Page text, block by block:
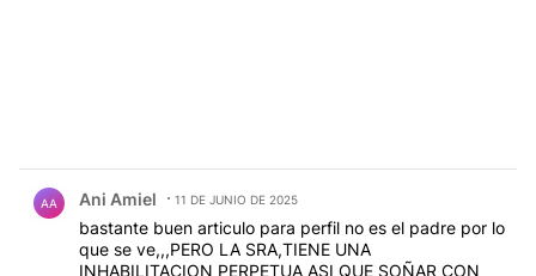
AA Ani Amiel 11 DE JUNIO DE 2025
bastante buen articulo para perfil no es el padre por lo
que se ve,,,PERO LA SRA,TIENE UNA
INHABILITACION PERPETUA ASI QUE SOÑAR CON